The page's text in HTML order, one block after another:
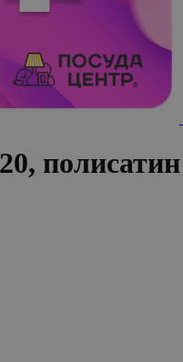
полисатин